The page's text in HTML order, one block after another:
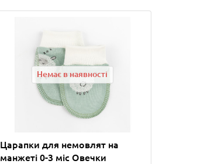
Немає в наявності
Царапки для немовлят на
манжеті 0-3 міс Овечки